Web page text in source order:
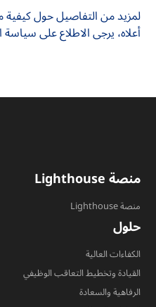
لمزيد من التفاصيل حول كيفية
أعلاه، يرجى الاطلاع على
منصة Lighthouse
منصة Lighthouse
حلول
الكفاءات العالية
القيادة وتخطيط التعاقب الوظيفي
الرفاهية والسعادة